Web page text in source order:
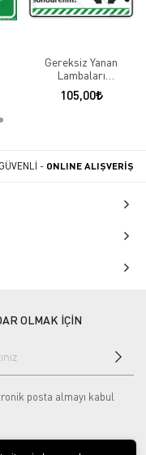
Gereksiz Yanan
Lambaları
Söndürelim
105,00
GÜVENLİ - ONLINE ALIŞVERİŞ
OLMAK İÇİN
posta almayı kabul